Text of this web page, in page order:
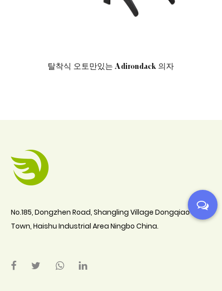
는 Adirondack 의자
오토만 기능이 있는 클래
No.185, Dongzhen Road, Shangling Village Dongqiao
Town, Haishu Industrial Area Ningbo China.